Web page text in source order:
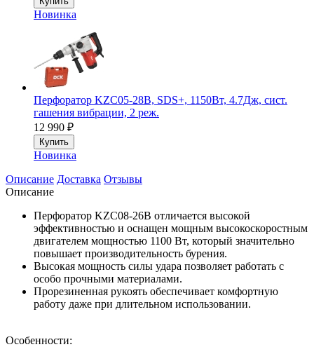
Новинка
Перфоратор KZC05-28B, SDS+, 1150Вт, 4.7Дж, сист.
гашения вибрации, 2 реж.
12 990 ₽
Купить
Новинка
Описание Доставка Отзывы
Описание
Перфоратор KZC08-26B отличается высокой
эффективностью и оснащен мощным высокоскоростным
двигателем мощностью 1100 Вт, который значительно
повышает производительность бурения.
Высокая мощность силы удара позволяет работать с
особо прочными материалами.
Прорезиненная рукоять обеспечивает комфортную
работу даже при длительном использовании.
Особенности: